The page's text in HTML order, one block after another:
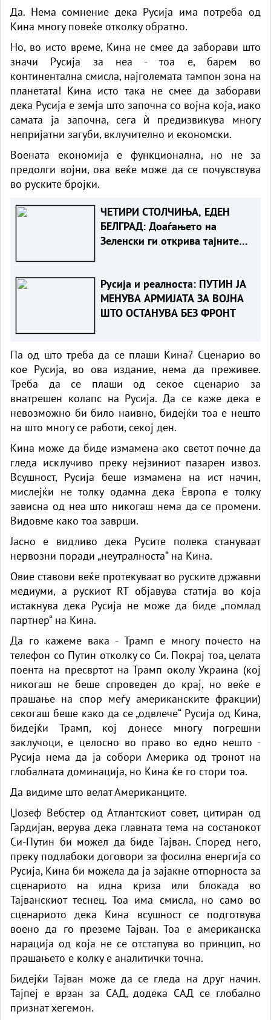
Да. Нема сомнение дека Русија има потреба од
Кина многу повеќе отколку обратно.
Но, во исто време, Кина не смее да заборави што
значи Русија за неа - тоа е, барем во
континентална смисла, најголемата тампон зона на
планетата! Кина исто така не смее да заборави
дека Русија е земја што започна со војна која, иако
самата ја започна, сега ѝ предизвикува многу
непријатни загуби, вклучително и економски.
Воената економија е функционална, но не за
предолги војни, ова веќе може да се почувствува
во руските бројки.
ЧЕТИРИ СТОЛЧИЊА, ЕДЕН
БЕЛГРАД: Доаѓањето на
Зеленски ги открива тајните
Русија и реалноста: ПУТИН ЈА
МЕНУВА АРМИЈАТА ЗА ВОЈНА
ШТО ОСТАНУВА БЕЗ ФРОНТ
Па од што треба да се плаши Кина? Сценарио во
кое Русија, во ова издание, нема да преживее.
Треба да се плаши од секое сценарио за
внатрешен колапс на Русија. Да се ​​каже дека е
невозможно би било наивно, бидејќи тоа е нешто
на што многу се работи, секој ден.
Кина може да биде измамена ако светот почне да
гледа исклучиво преку нејзиниот пазарен извоз.
Всушност, Русија беше измамена на ист начин,
мислејќи не толку одамна дека Европа е толку
зависна од неа што никогаш нема да се промени.
Видовме како тоа заврши.
Јасно е видливо дека Русите полека стануваат
нервозни поради „неутралноста“ на Кина.
Овие ставови веќе протекуваат во руските државни
медиуми, а рускиот RT објавува статија во која
истакнува дека Русија не може да биде „помлад
партнер“ на Кина.
Да го кажеме вака - Трамп е многу почесто на
телефон со Путин отколку со Си. Покрај тоа, целата
поента на пресвртот на Трамп околу Украина (кој
никогаш не беше спроведен до крај, но веќе е
прашање на спор меѓу американските фракции)
секогаш беше како да се „одвлече“ Русија од Кина,
бидејќи Трамп, кој донесе многу погрешни
заклучоци, е целосно во право во едно нешто -
Русија нема да ја собори Америка од тронот на
глобалната доминација, но Кина ќе го стори тоа.
Да видиме што велат Американците.
Џозеф Вебстер од Атлантскиот совет, цитиран од
Гардијан, верува дека главната тема на состанокот
Си-Путин би можел да биде Тајван. Според него,
преку подлабоки договори за фосилна енергија со
Русија, Кина би можела да ја зајакне отпорноста за
сценариото на идна криза или блокада во
Тајванскиот теснец. Тоа има смисла, но само во
сценариото дека Кина всушност се подготвува
воено да го преземе Тајван. Тоа е американска
нарација од која не се отстапува во принцип, но
прашањето е колку е аналитички точна.
Бидејќи Тајван може да се гледа на друг начин.
Тајпеј е врзан за САД, додека САД се глобално
признат хегемон.